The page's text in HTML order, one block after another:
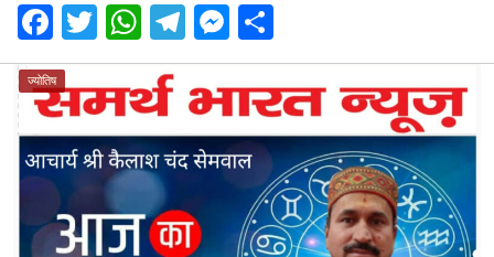
F
a
ce
b
o
o
k
T
wi
tt
er
W
h
at
s
A
p
p
T
el
e
gr
a
m
M
es
se
n
g
er
h
ar
e
ज्योतिष